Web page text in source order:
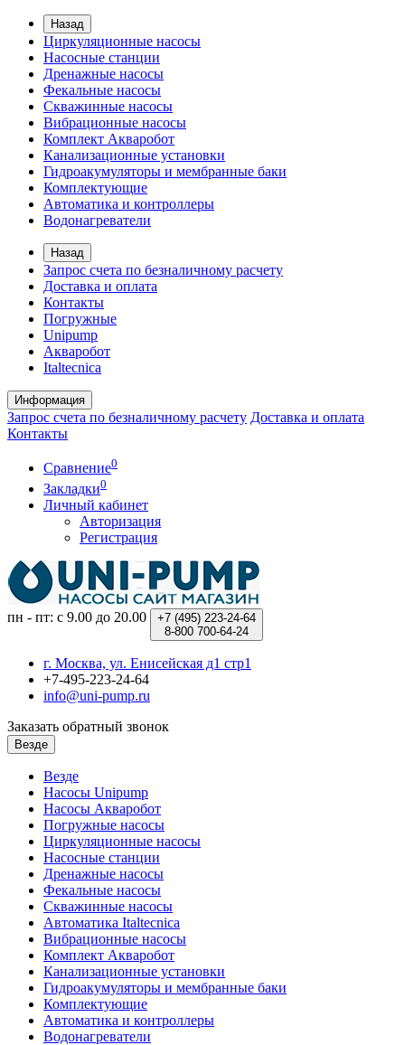
Назад
Циркуляционные насосы
Насосные станции
Дренажные насосы
Фекальные насосы
Скважинные насосы
Вибрационные насосы
Комплект Акваробот
Канализационные установки
Гидроакумуляторы и мембранные баки
Комплектующие
Автоматика и контроллеры
Водонагреватели
Назад
Запрос счета по безналичному расчету
Доставка и оплата
Контакты
Погружные
Unipump
Акваробот
Italtecnica
Информация
Запрос счета по безналичному расчету Доставка и оплата
Контакты
Сравнение0
Закладки0
Личный кабинет
Авторизация
Регистрация
пн - пт: с 9.00 до 20.00 +7 (495) 223-24-64
8-800 700-64-24
г. Москва, ул. Енисейская д1 стр1
+7-495-223-24-64
info@uni-pump.ru
Заказать обратный звонок
Везде
Везде
Насосы Unipump
Насосы Акваробот
Погружные насосы
Циркуляционные насосы
Насосные станции
Дренажные насосы
Фекальные насосы
Скважинные насосы
Автоматика Italtecnica
Вибрационные насосы
Комплект Акваробот
Канализационные установки
Гидроакумуляторы и мембранные баки
Комплектующие
Автоматика и контроллеры
Водонагреватели